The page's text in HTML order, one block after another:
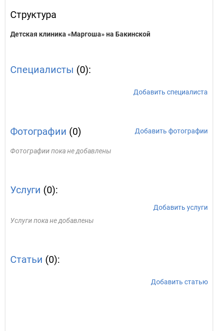
Структура
Детская клиника «Маргоша» на Бакинской
Специалисты (0):
Добавить специалиста
Фотографии (0) Добавить фотографии
Фотографии пока не добавлены
Услуги (0):
Добавить услуги
Услуги пока не добавлены
Статьи (0):
Добавить статью